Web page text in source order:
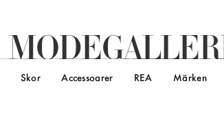
MODEGALLER
Skor Accessoarer REA Märken